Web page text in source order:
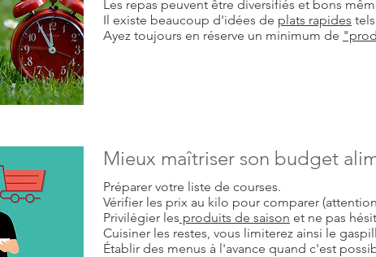
Les repas peuvent être diversifiés et bons
Il existe beaucoup d'idées de plats rapides
Ayez toujours en réserve un minimum de
Mieux maîtriser son budget
Préparer votre liste de courses.
Vérifier les prix au kilo pour comparer
Privilégier les produits de saison et ne pas
Cuisiner les restes, vous limiterez ainsi le
Établir des menus à l'avance quand c'est